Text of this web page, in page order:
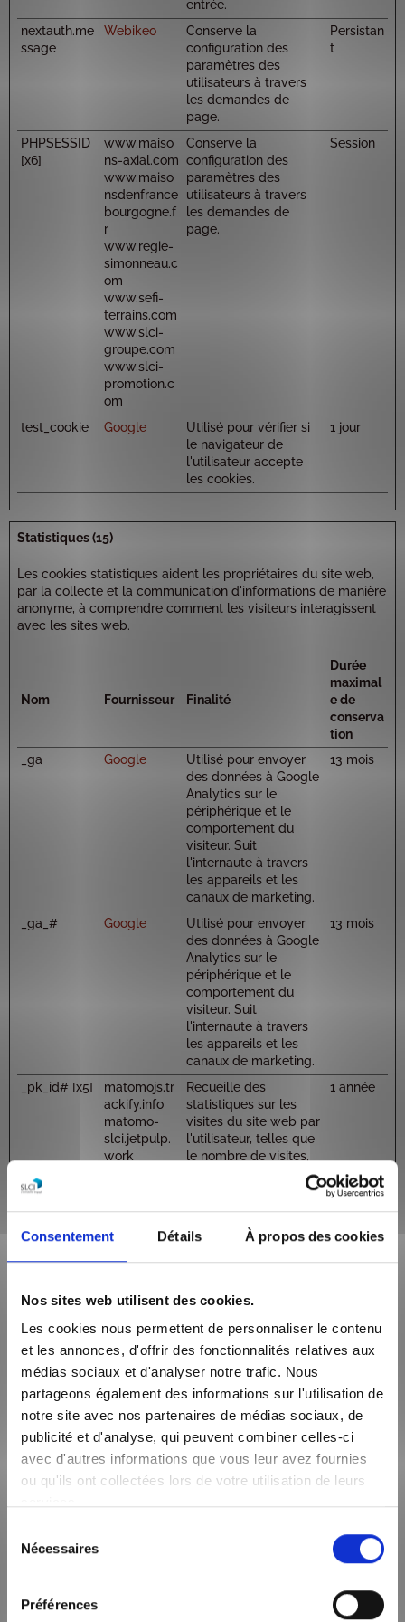
Consentement Détails À propos des cookies
Nos sites web utilisent des cookies.
Les cookies nous permettent de personnaliser le contenu
et les annonces, d'offrir des fonctionnalités relatives aux
médias sociaux et d'analyser notre trafic. Nous
partageons également des informations sur l'utilisation de
notre site avec nos partenaires de médias sociaux, de
publicité et d'analyse, qui peuvent combiner celles-ci
avec d'autres informations que vous leur avez fournies
ou qu'ils ont collectées lors de votre utilisation de leurs
Nécessaires
Préférences
entrée.
nextauth.me
ssage
Webikeo
Conserve la
configuration des
paramètres des
utilisateurs à travers
les demandes de
page.
Persistan
t
PHPSESSID
[x6]
www.maiso
ns-axial.com
www.maiso
nsdenfrance
bourgogne.f
r
www.regie-
simonneau.c
om
www.sefi-
terrains.com
www.slci-
groupe.com
www.slci-
promotion.c
om
Conserve la
configuration des
paramètres des
utilisateurs à travers
les demandes de
page.
Session
test_cookie Google
Utilisé pour vérifier si
le navigateur de
l'utilisateur accepte
les cookies.
1 jour
Statistiques (15)
Les cookies statistiques aident les propriétaires du site web,
par la collecte et la communication d'informations de manière
anonyme, à comprendre comment les visiteurs interagissent
avec les sites web.
Nom Fournisseur Finalité
Durée
maximal
e de
conserva
tion
_ga
Google
Utilisé pour envoyer
des données à Google
Analytics sur le
périphérique et le
comportement du
visiteur. Suit
l'internaute à travers
les appareils et les
canaux de marketing.
13 mois
_ga_# Google
Utilisé pour envoyer
des données à Google
Analytics sur le
périphérique et le
comportement du
visiteur. Suit
l'internaute à travers
les appareils et les
canaux de marketing.
13 mois
_pk_id# [x5]
matomojs.tr
ackify.info
matomo-
slci.jetpulp.
work
Recueille des
statistiques sur les
visites du site web par
l'utilisateur, telles que
le nombre de visites,
le temps moyen passé
consultées.
1 année
de référence à partir
arrivé.
[x5]
ackify.info
matomo-
slci.jetpulp.
work
Analytics Platform
pour suivre les
demandes de page du
visiteur au cours de la
job_listing_# www.slci-
En attente Session
Marketing (25)
Les cookies marketing sont utilisés pour effectuer le suivi des
visiteurs au travers des sites web. Le but est d'afficher des